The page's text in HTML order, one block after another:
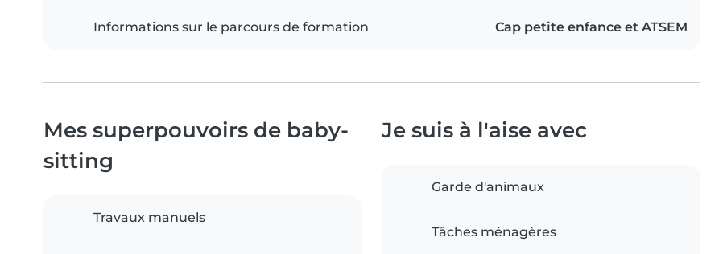
Informations sur le parcours de formation Cap petite enfance et ATSEM
Mes superpouvoirs de baby-
sitting
Travaux manuels
Je suis à l'aise avec
Garde d'animaux
Tâches ménagères